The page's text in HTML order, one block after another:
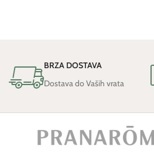
BRZA DOSTAVA
Dostava do Vaših vrata